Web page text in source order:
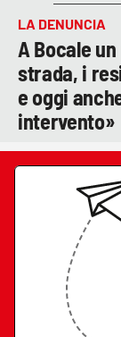
LA DENUNCIA
A Bocale
strada, i
e oggi
intervento»